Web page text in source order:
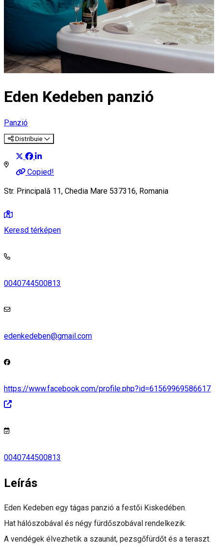
Eden Kedeben panzió
Panzió
Distribuie
Copied!
Str. Principală 11, Chedia Mare 537316, Romania
Keresd térképen
0040744500813
edenkedeben@gmail.com
https://www.facebook.com/profile.php?id=61569969586617
0040744500813
Leírás
Eden Kedeben egy tágas panzió a festői Kiskedében.
Hat hálószobával és négy fürdőszobával rendelkezik.
A vendégek élvezhetik a szaunát, pezsgőfürdőt és a teraszt.